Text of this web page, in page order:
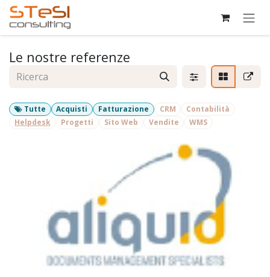
Passa al contenuto
Le nostre referenze
Tutte Acquisti Fatturazione CRM
Contabilità
Helpdesk
Progetti Sito Web Vendite WMS